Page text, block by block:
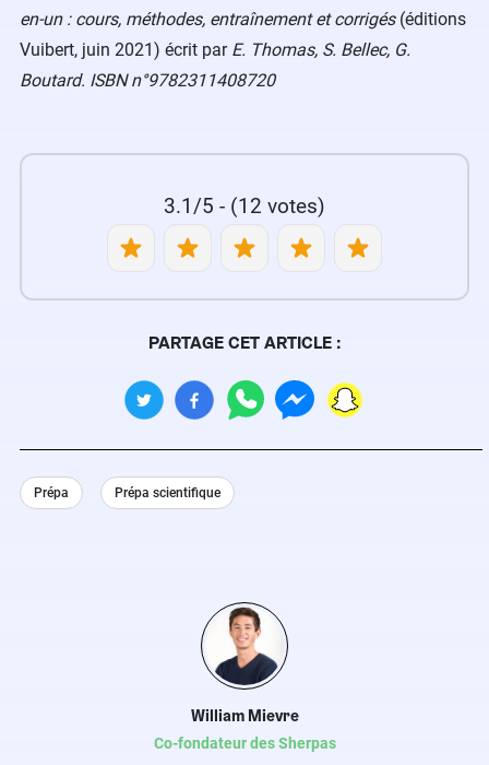
en-un : cours, méthodes, entraînement et corrigés (éditions
Vuibert, juin 2021) écrit par E. Thomas, S. Bellec, G.
Boutard. ISBN n°9782311408720
3.1/5 - (12 votes)
William Mievre
Co-fondateur des Sherpas
PARTAGE CET ARTICLE :
Prépa Prépa scientifique